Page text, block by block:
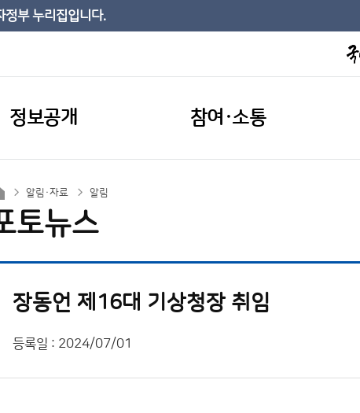
정부 누리집입니다.
정보공개 참여·소통
알림·자료 알림
토뉴스
장동언 제16대 기상청장 취임
등록일 : 2024/07/01